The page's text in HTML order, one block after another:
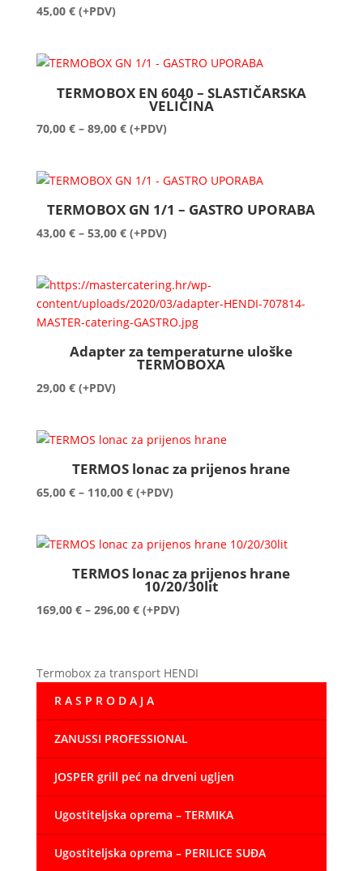
45,00 € (+PDV)
TERMOBOX EN 6040 – SLASTIČARSKA
VELIČINA
70,00 € – 89,00 €Raspon
70,00 €
do
(+PDV)
TERMOBOX GN 1/1 – GASTRO UPORABA
43,00 € – 53,00 €Raspon
43,00 €
do
53,00 €
(+PDV)
Adapter za temperaturne uloške
TERMOBOXA
29,00 € (+PDV)
TERMOS lonac za prijenos hrane
65,00 € – 110,00 €Raspon
65,00 €
do
110,00 €
(+PDV)
TERMOS lonac za prijenos hrane
10/20/30lit
169,00 € – 296,00 €Raspon
do
296,00 €
(+PDV)
Termobox za transport HENDI
R A S P R O D A J A
ZANUSSI PROFESSIONAL
JOSPER grill peć na drveni ugljen
Ugostiteljska oprema – TERMIKA
Ugostiteljska oprema – PERILICE SUĐA